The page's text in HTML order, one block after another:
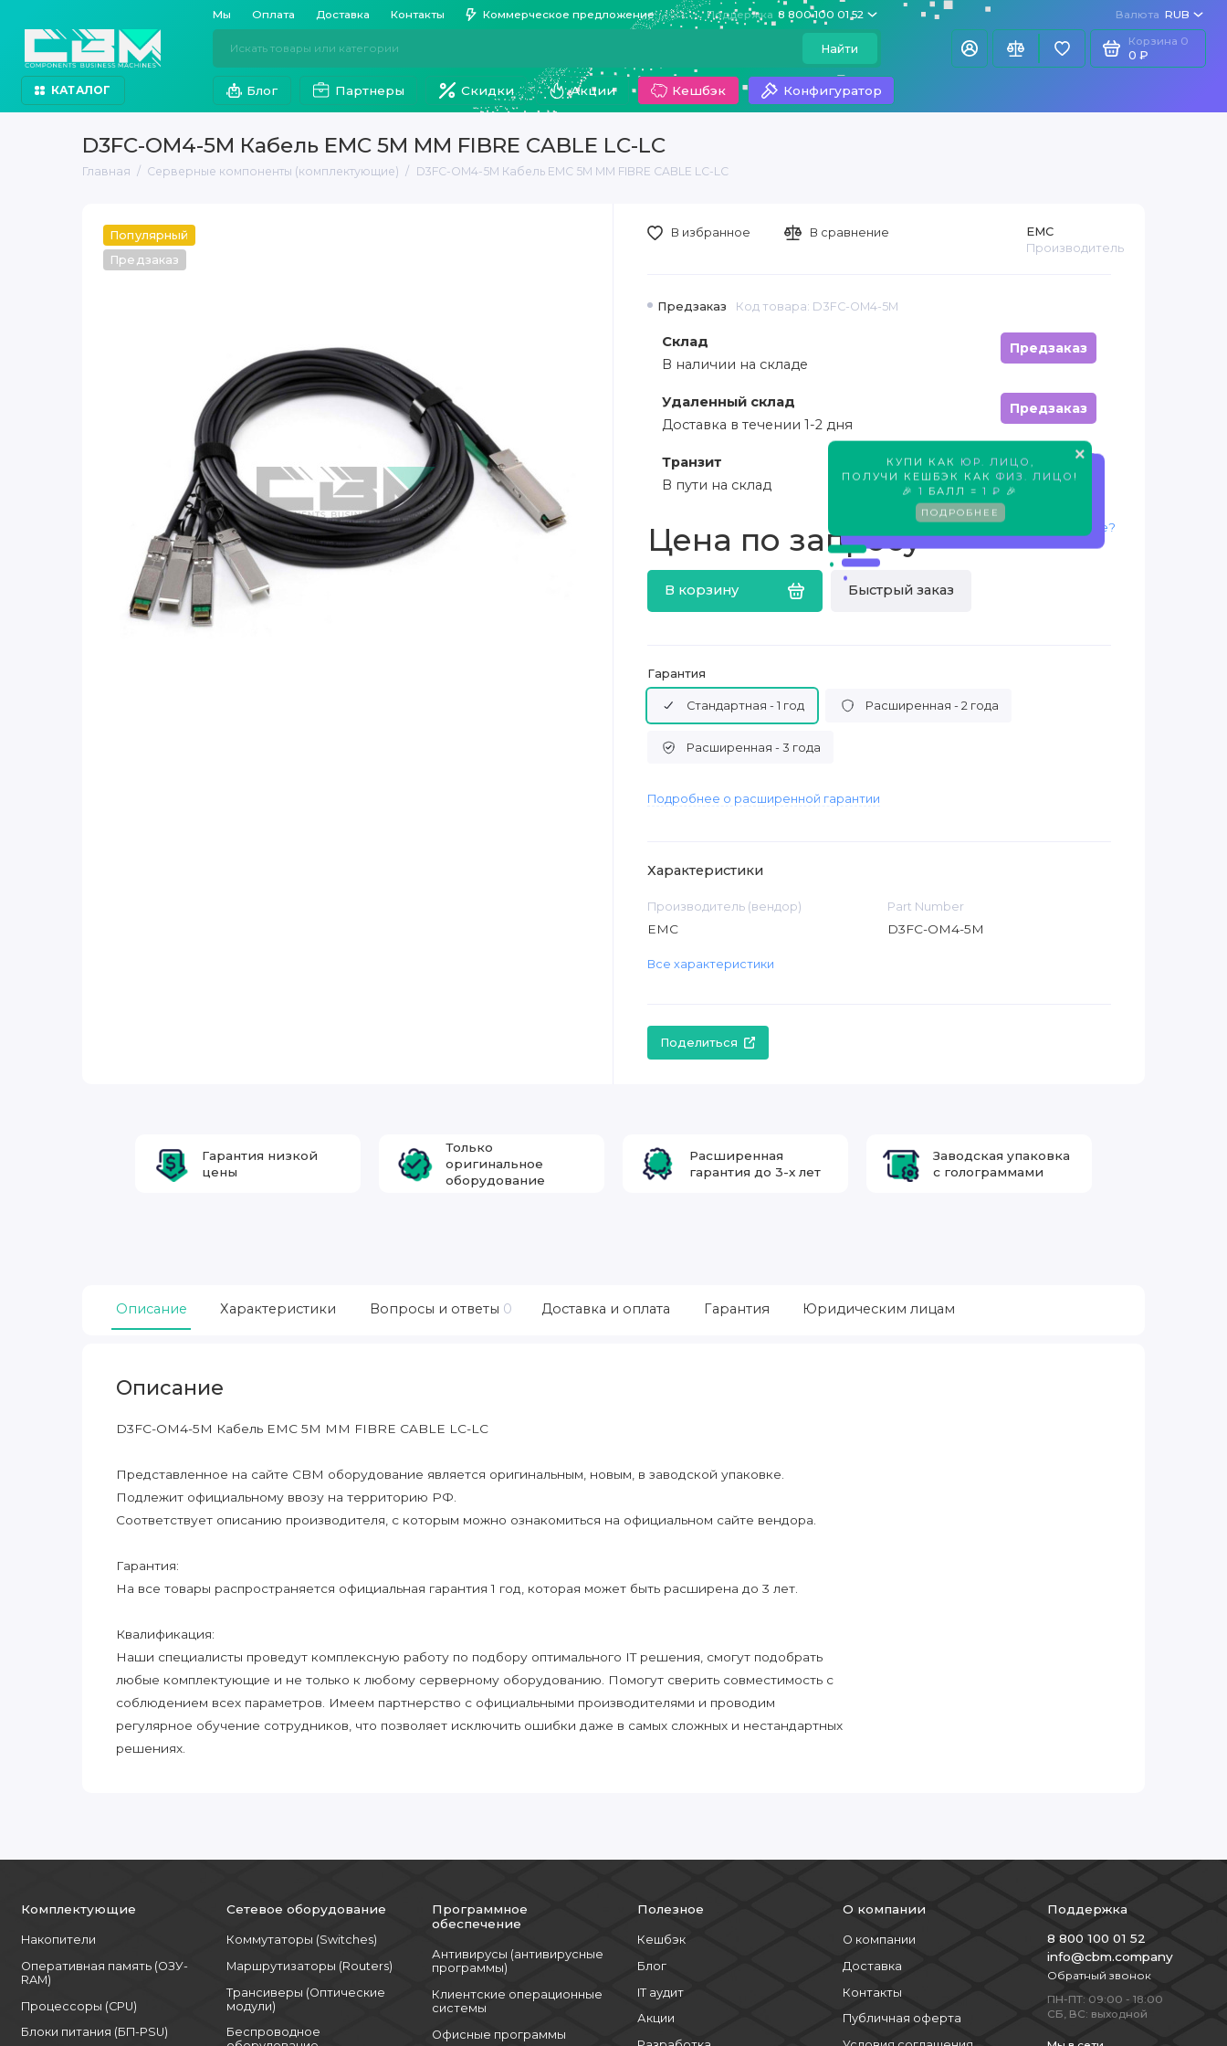
Мы Оплата Доставка Контакты Коммерческое предложение Поддержка 8 800 100 01 52 Валюта RUB
Найти
Корзина 0
0 ₽
КАТАЛОГ Блог Партнеры Скидки Акции Кешбэк Конфигуратор
D3FC-OM4-5M Кабель EMC 5M MM FIBRE CABLE LC-LC
Главная Серверные компоненты (комплектующие) D3FC-OM4-5M Кабель EMC 5M MM FIBRE CABLE LC-LC
Популярный
Предзаказ
×
КУПИ КАК ЮР. ЛИЦО
ПОЛУЧИ КЕШБЭК КАК ФИЗ. ЛИЦО !
🎉 1 БАЛЛ = 1 ₽ 🎉
ПОДРОБНЕЕ
Предзаказ Код товара: D3FC-OM4-5M
EMC
Производитель
Склад
Предзаказ
В наличии на складе
Удаленный склад
Предзаказ
Доставка в течении 1-2 дня
Транзит
Предзаказ
В пути на склад
Цена по запросу
В корзину Быстрый заказ
Нашли дешевле?
В избранное В сравнение
Гарантия
Стандартная - 1 год Расширенная - 2 года
Расширенная - 3 года
Подробнее о расширенной гарантии
Характеристики
Производитель (вендор)
EMC
Part Number
D3FC-OM4-5M
Все характеристики
Поделиться
Гарантия низкой
цены
Только
оригинальное
оборудование
Расширенная
гарантия до 3-х лет
Заводская упаковка
с голограммами
Описание Характеристики Вопросы и ответы 0 Доставка и оплата Гарантия Юридическим лицам
Описание
D3FC-OM4-5M Кабель EMC 5M MM FIBRE CABLE LC-LC
Представленное на сайте CBM оборудование является оригинальным, новым, в заводской упаковке.
Подлежит официальному ввозу на территорию РФ.
Соответствует описанию производителя, с которым можно ознакомиться на официальном сайте вендора.
Гарантия:
На все товары распространяется официальная гарантия 1 год, которая может быть расширена до 3 лет.
Квалификация:
Наши специалисты проведут комплексную работу по подбору оптимального IT решения, смогут подобрать
любые комплектующие и не только к любому серверному оборудованию. Помогут сверить совместимость с
соблюдением всех параметров. Имеем партнерство с официальными производителями и проводим
регулярное обучение сотрудников, что позволяет исключить ошибки даже в самых сложных и нестандартных
решениях.
Комплектующие
Накопители
Оперативная память (ОЗУ-
RAM)
Процессоры (CPU)
Блоки питания (БП-PSU)
Сетевое оборудование
Коммутаторы (Switches)
Маршрутизаторы (Routers)
Трансиверы (Оптические
модули)
Беспроводное
Программное
обеспечение
Антивирусы (антивирусные
программы)
Клиентские операционные
системы
Офисные программы
Полезное
Кешбэк
Блог
IT аудит
Акции
О компании
О компании
Доставка
Контакты
Публичная оферта
Поддержка
8 800 100 01 52
info@cbm.company
Обратный звонок
ПН-ПТ: 09:00 - 18:00
СБ, ВС: выходной